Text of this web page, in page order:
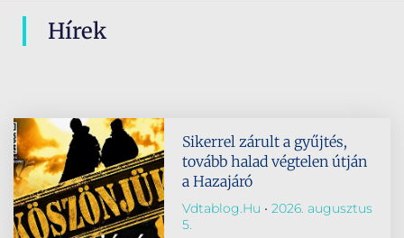
Hírek
Sikerrel zárult a gyűjtés,
tovább halad végtelen útján
a Hazajáró
Vdtablog.hu
2026. augusztus
5.